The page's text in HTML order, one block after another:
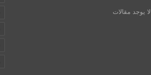
لا يوجد مقالات